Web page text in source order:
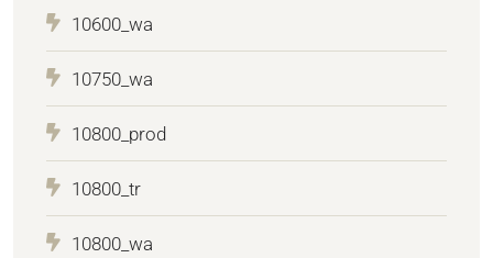
10600_wa
10750_wa
10800_prod
10800_tr
10800_wa